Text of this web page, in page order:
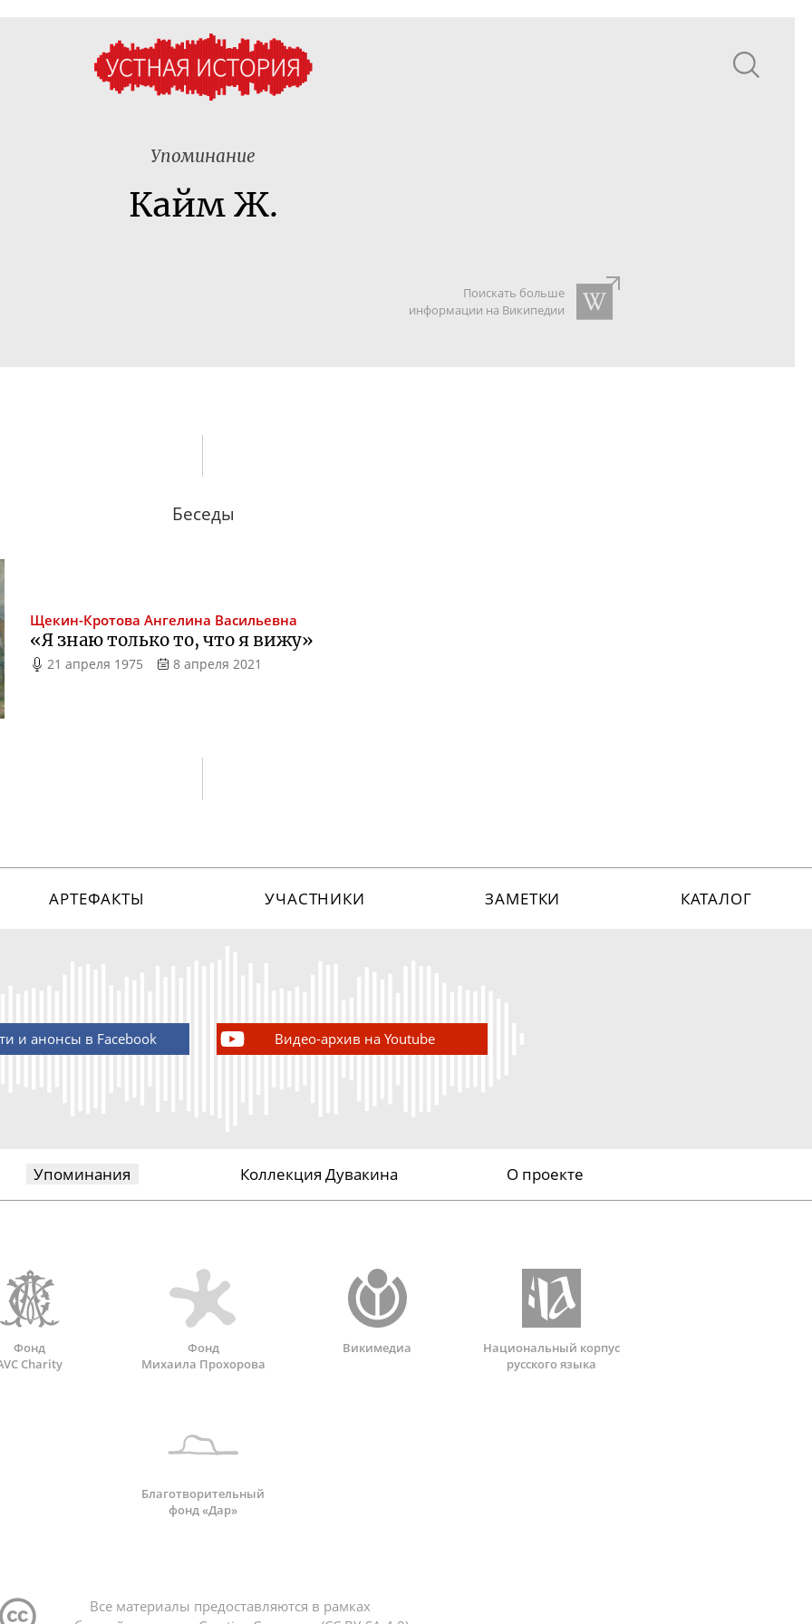
Упоминание
Кайм Ж.
Поискать больше
информации на Википедии
Беседы
Щекин-Кротова Ангелина Васильевна
«Я знаю только то, что я вижу»
21 апреля 1975 8 апреля 2021
АРТЕФАКТЫ УЧАСТНИКИ ЗАМЕТКИ КАТАЛОГ
и анонсы в Facebook Видео-архив на Youtube
Упоминания Коллекция Дувакина О проекте
Фонд
Charity
Фонд
Михаила Прохорова
Викимедиа
Национальный корпус
русского языка
Благотворительный
фонд «Дар»
Все материалы предоставляются в рамках